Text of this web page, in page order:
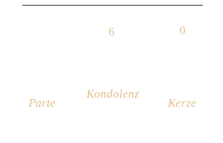
Parte
Kondolenz
Kerze
0
6